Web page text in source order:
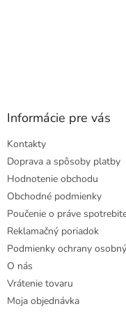
Informácie pre vás
Kontakty
Doprava a spôsoby platby
Hodnotenie obchodu
Obchodné podmienky
Poučenie o práve
Reklamačný poriadok
Podmienky ochrany
O nás
Vrátenie tovaru
Moja objednávka